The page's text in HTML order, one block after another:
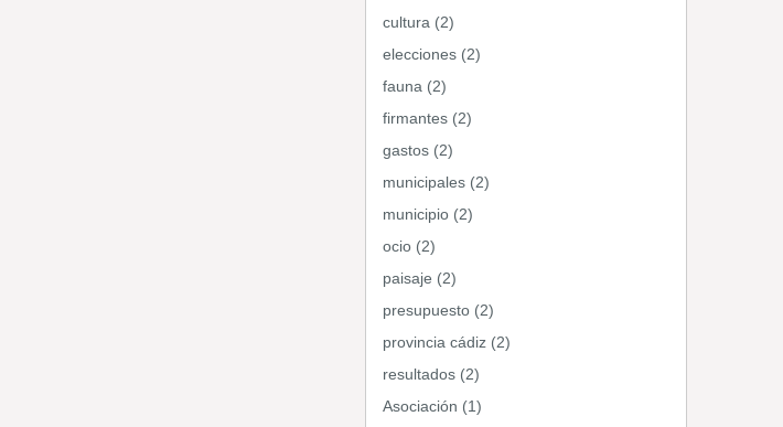
cultura (2)
elecciones (2)
fauna (2)
firmantes (2)
gastos (2)
municipales (2)
municipio (2)
ocio (2)
paisaje (2)
presupuesto (2)
provincia cádiz (2)
resultados (2)
Asociación (1)